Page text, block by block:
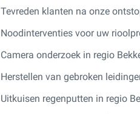
Tevreden klanten na onze
Noodinterventies voor uw
Camera onderzoek in regio
Herstellen van gebroken
Uitkuisen regenputten in regio